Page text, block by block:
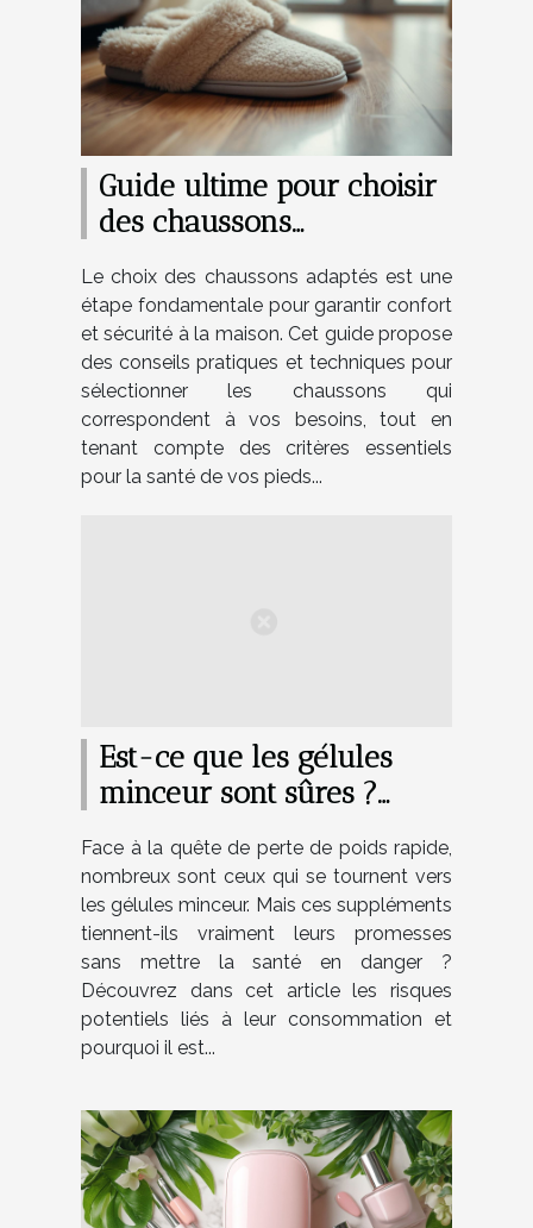
Guide ultime pour choisir
des chaussons
Le choix des chaussons adaptés est une
étape fondamentale pour garantir confort
et sécurité à la maison. Cet guide propose
des conseils pratiques et techniques pour
sélectionner les chaussons qui
correspondent à vos besoins, tout en
tenant compte des critères essentiels
pour la santé de vos pieds...
Est-ce que les gélules
minceur sont sûres ?
Face à la quête de perte de poids rapide,
nombreux sont ceux qui se tournent vers
les gélules minceur. Mais ces suppléments
tiennent-ils vraiment leurs promesses
sans mettre la santé en danger ?
Découvrez dans cet article les risques
potentiels liés à leur consommation et
pourquoi il est...